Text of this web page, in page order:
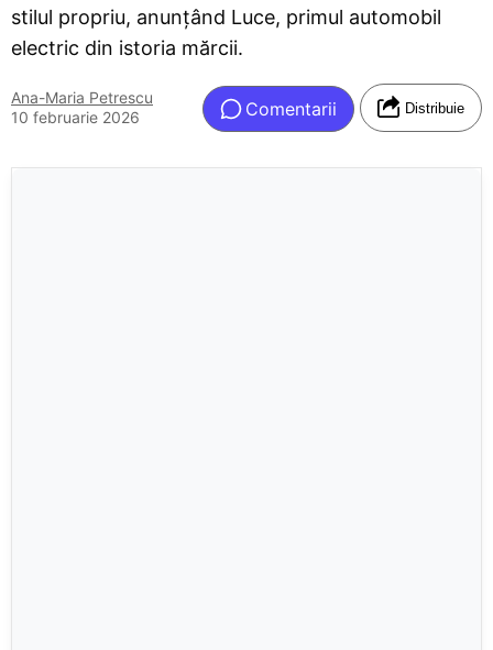
stilul propriu, anunțând Luce, primul automobil
electric din istoria mărcii.
Ana-Maria Petrescu
10 februarie 2026
Comentarii Distribuie